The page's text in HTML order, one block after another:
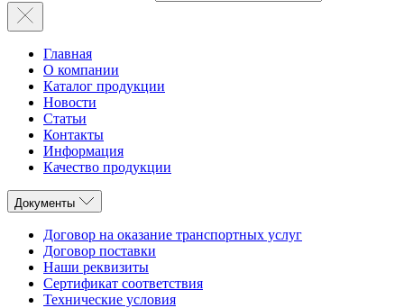
Главная
О компании
Каталог продукции
Новости
Статьи
Контакты
Информация
Качество продукции
Документы
Договор на оказание транспортных услуг
Договор поставки
Наши реквизиты
Сертификат соответствия
Технические условия